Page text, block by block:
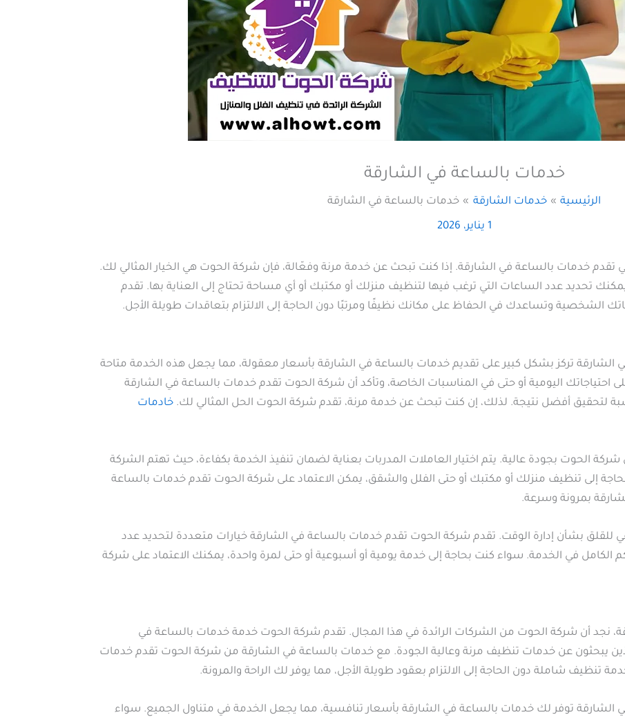
خدمات بالساعة في الشارقة
الرئيسية خدمات الشارقة خدمات بالساعة في الشارقة
1 يناير، 2026
تقدم خدمات بالساعة في الشارقة. إذا كنت تبحث عن خدمة مرنة وفعّالة، فإن شركة الحوت هي الخيار المثالي لك.
تحديد عدد الساعات التي ترغب فيها لتنظيف منزلك أو مكتبك أو أي مساحة تحتاج إلى العناية بها. تقدم
الشخصية وتساعدك في الحفاظ على مكانك نظيفًا ومرتبًا دون الحاجة إلى الالتزام بتعاقدات طويلة الأجل.
الشارقة تركز بشكل كبير على تقديم خدمات بالساعة في الشارقة بأسعار معقولة، مما يجعل هذه الخدمة متاحة
احتياجاتك اليومية أو حتى في المناسبات الخاصة، وتأكد أن شركة الحوت تقدم خدمات بالساعة في الشارقة
لتحقيق أفضل نتيجة. لذلك، إن كنت تبحث عن خدمة مرنة، تقدم شركة الحوت الحل المثالي لك. خادمات
الحوت بجودة عالية. يتم اختيار العاملات المدربات بعناية لضمان تنفيذ الخدمة بكفاءة، حيث تهتم الشركة
إلى تنظيف منزلك أو مكتبك أو حتى الفلل والشقق، يمكن الاعتماد على شركة الحوت تقدم خدمات بالساعة
بمرونة وسرعة.
للقلق بشأن إدارة الوقت. تقدم شركة الحوت تقدم خدمات بالساعة في الشارقة خيارات متعددة لتحديد عدد
الكامل في الخدمة. سواء كنت بحاجة إلى خدمة يومية أو أسبوعية أو حتى لمرة واحدة، يمكنك الاعتماد على شركة
نجد أن شركة الحوت من الشركات الرائدة في هذا المجال. تقدم شركة الحوت خدمة خدمات بالساعة في
يبحثون عن خدمات تنظيف مرنة وعالية الجودة. مع خدمات بالساعة في الشارقة من شركة الحوت تقدم خدمات
تنظيف شاملة دون الحاجة إلى الالتزام بعقود طويلة الأجل، مما يوفر لك الراحة والمرونة.
توفر لك خدمات بالساعة في الشارقة بأسعار تنافسية، مما يجعل الخدمة في متناول الجميع. سواء